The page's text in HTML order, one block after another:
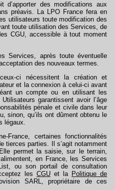
des modifications aux
préavis. La LPO France fera en
utilisateurs toute modification des
toute utilisation des Services, de
CGU, accessible à tout moment
Services, après toute éventuelle
des nouveaux termes.
ci nécessitent la création et
et la connexion à celui-ci avant
un compte ou en utilisant les
garantissent avoir l’âge
pénale et civile dans leur
sinon, qu’ils ont dûment obtenu le
légaux.
France, certaines fonctionnalités
tierces parties. Il s’agit notamment
permet la saisie, sur le terrain,
en France, les Services
ou son portail de consultation
les CGU et la Politique de
SARL, propriétaire de ces